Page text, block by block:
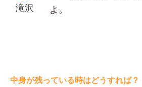
滝沢
よ。
中身が残っている時はどうすれば？